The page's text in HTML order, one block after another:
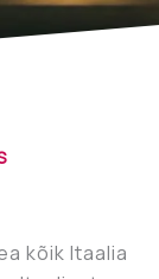
kõik Itaalia